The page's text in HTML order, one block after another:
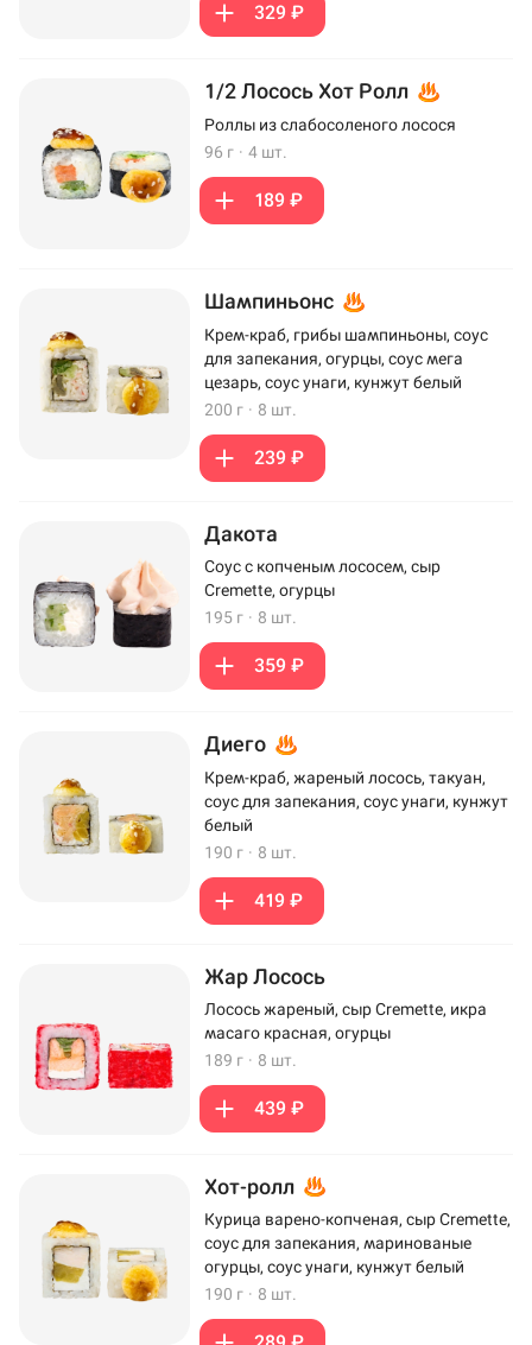
329 ₽
1/2 Лосось Хот Ролл
Роллы из слабосоленого лосося
96 г · 4 шт.
189 ₽
Шампиньонс
Крем-краб, грибы шампиньоны, соус
для запекания, огурцы, соус мега
цезарь, соус унаги, кунжут белый
200 г · 8 шт.
239 ₽
Дакота
Соус с копченым лососем, сыр
Cremette, огурцы
195 г · 8 шт.
359 ₽
Диего
Крем-краб, жареный лосось, такуан,
соус для запекания, соус унаги, кунжут
белый
190 г · 8 шт.
419 ₽
Жар Лосось
Лосось жареный, сыр Cremette, икра
масаго красная, огурцы
189 г · 8 шт.
439 ₽
Хот-ролл
Курица варено-копченая, сыр Cremette,
соус для запекания, маринованые
огурцы, соус унаги, кунжут белый
190 г · 8 шт.